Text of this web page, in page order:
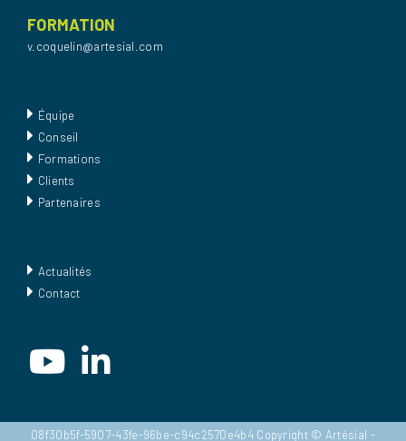
FORMATION
v.coquelin@artesial.com
Équipe
Conseil
Formations
Clients
Partenaires
Actualités
Contact
08f30b5f-5907-43fe-96be-c94c2570e4b4 Copyright © Artésial -